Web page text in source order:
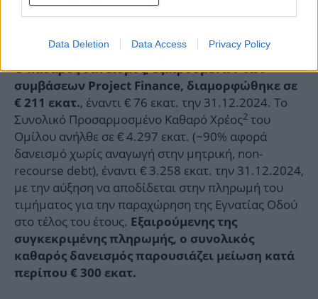
Data Deletion Data Access Privacy Policy
Ο καθαρός δανεισμός, εξαιρουμένων των
συμβάσεων Project Finance, διαμορφώθηκε σε
€ 211 εκατ., έναντι € 76 εκατ. την 31.12.2024. Το
Συνολικό Προσαρμοσμένο Καθαρό Χρέος2 του
Ομίλου ανήλθε σε € 4.297 εκατ. (~90% αφορά
δανεισμό χωρίς αναγωγή στην μητρική, non-
recourse debt), έναντι € 3.258 εκατ. την 31.12.2024,
με την αύξηση να αποδίδεται στην πληρωμή του
τιμήματος για την παραχώρηση της Εγνατίας Οδού
στο τέλος του έτους. Εξαιρούμενης της
συγκεκριμένης πληρωμής, ο συνολικός
καθαρός δανεισμός παρουσιάζει μείωση κατά
περίπου € 300 εκατ.